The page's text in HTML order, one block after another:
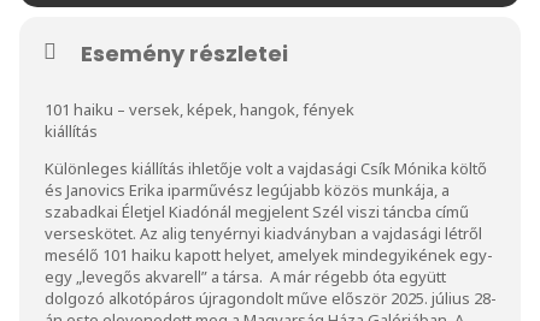
Esemény részletei
101 haiku – versek, képek, hangok, fények
kiállítás
Különleges kiállítás ihletője volt a vajdasági Csík Mónika költő
és Janovics Erika iparművész legújabb közös munkája, a
szabadkai Életjel Kiadónál megjelent Szél viszi táncba című
verseskötet. Az alig tenyérnyi kiadványban a vajdasági létről
mesélő 101 haiku kapott helyet, amelyek mindegyikének egy-
egy „levegős akvarell” a társa. A már régebb óta együtt
dolgozó alkotópáros újragondolt műve először 2025. július 28-